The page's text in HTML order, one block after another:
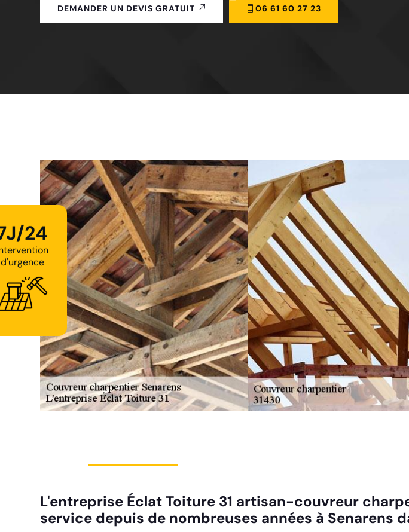
DEMANDER UN DEVIS GRATUIT 06 61 60 27 23
24
d'urgence
L'entreprise Éclat Toiture 31 artisan-couvreur
service depuis de nombreuses années à Senarens